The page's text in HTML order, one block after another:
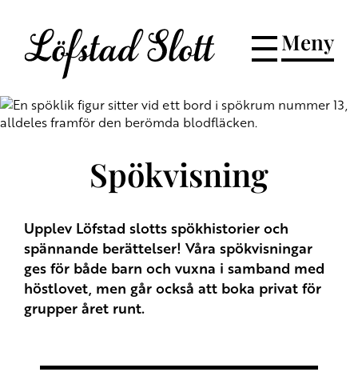
Meny
Spökvisning
Upplev Löfstad slotts spökhistorier och
spännande berättelser! Våra spökvisningar
ges för både barn och vuxna i samband med
höstlovet, men går också att boka privat för
grupper året runt.